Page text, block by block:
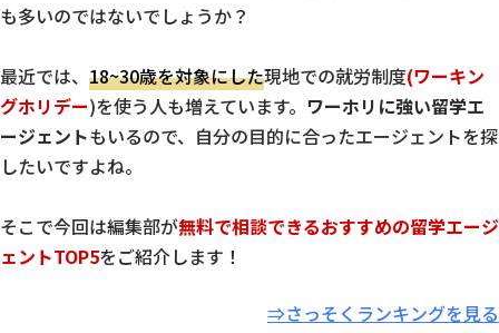
も多いのではないでしょうか？
最近では、 18~30歳を対象にした現地での就労制度(ワーキン
グホリデー)を使う人も増えています。 ワーホリに強い留学エ
ージェントもいるので、自分の目的に合ったエージェントを探
したいですよね。
そこで今回は編集部が無料で相談できるおすすめの留学エージ
ェントTOP5をご紹介します！
⇒さっそくランキングを見る